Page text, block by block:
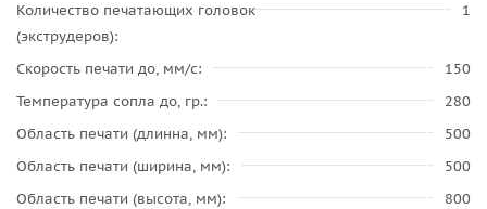
Количество печатающих головок
(экструдеров)
1
Скорость печати до, мм/с
150
Температура сопла до, гр.
280
Область печати (длинна, мм)
500
Область печати (ширина, мм)
500
Область печати (высота, мм)
800